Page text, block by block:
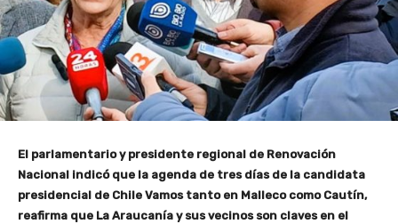
El parlamentario y presidente regional de Renovación
Nacional indicó que la agenda de tres días de la candidata
presidencial de Chile Vamos tanto en Malleco como Cautín,
reafirma que La Araucanía y sus vecinos son claves en el